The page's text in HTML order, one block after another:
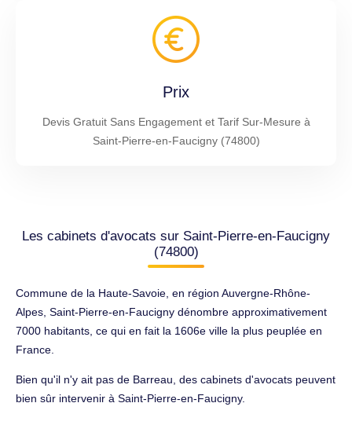
Prix
Devis Gratuit Sans Engagement et Tarif Sur-Mesure à
Saint-Pierre-en-Faucigny (74800)
Les cabinets d'avocats sur Saint-Pierre-en-Faucigny
(74800)
Commune de la Haute-Savoie, en région Auvergne-Rhône-
Alpes, Saint-Pierre-en-Faucigny dénombre approximativement
7000 habitants, ce qui en fait la 1606e ville la plus peuplée en
France.
Bien qu'il n'y ait pas de Barreau, des cabinets d'avocats peuvent
bien sûr intervenir à Saint-Pierre-en-Faucigny.